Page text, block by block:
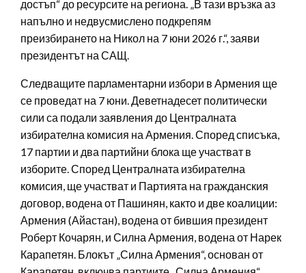
достъп“ до ресурсите на региона. „В тази връзка аз
напълно и недвусмислено подкрепям
преизбирането на Никол на 7 юни 2026 г.“, заяви
президентът на САЩ.
Следващите парламентарни избори в Армения ще
се проведат на 7 юни. Деветнадесет политически
сили са подали заявления до Централната
избирателна комисия на Армения. Според списъка,
17 партии и два партийни блока ще участват в
изборите. Според Централната избирателна
комисия, ще участват и Партията на гражданския
договор, водена от Пашинян, както и две коалиции:
Армения (Айастан), водена от бившия президент
Роберт Кочарян, и Силна Армения, водена от Нарек
Карапетян. Блокът „Силна Армения“, основан от